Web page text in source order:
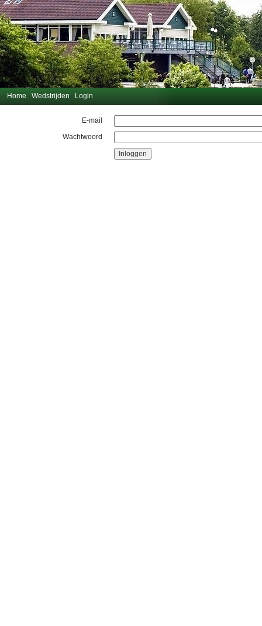
Home Wedstrijden Login
E-mail
Wachtwoord